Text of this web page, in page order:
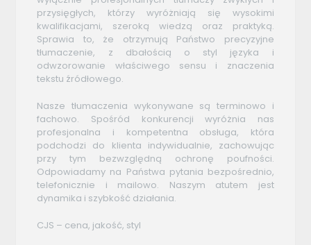
przysięgłych, którzy wyróżniają się wysokimi
kwalifikacjami, szeroką wiedzą oraz praktyką.
Sprawia to, że otrzymują Państwo precyzyjne
tłumaczenie, z dbałością o styl języka i
odwzorowanie właściwego sensu i znaczenia
tekstu źródłowego.
Nasze tłumaczenia wykonywane są terminowo i
fachowo. Spośród konkurencji wyróżnia nas
profesjonalna i kompetentna obsługa, która
podchodzi do klienta indywidualnie, zachowując
przy tym bezwzględną ochronę poufności.
Odpowiadamy na Państwa pytania bezpośrednio,
telefonicznie i mailowo. Naszym atutem jest
dynamika i szybkość działania.
CJS – cena, jakość, styl